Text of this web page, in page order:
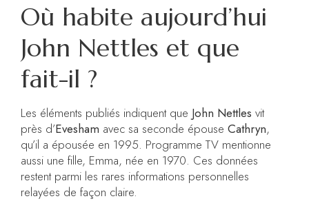
Où habite aujourd’hui
John Nettles et que
fait-il ?
Les éléments publiés indiquent que John Nettles vit
près d’Evesham avec sa seconde épouse Cathryn,
qu’il a épousée en 1995. Programme TV mentionne
aussi une fille, Emma, née en 1970. Ces données
restent parmi les rares informations personnelles
relayées de façon claire.